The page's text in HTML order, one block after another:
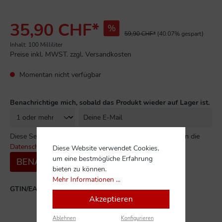
35,90 CHF* % 59,90 CHF* (40.07% gespart)
Inhalt: 100 Milliliter
Preise inkl. MWST. zzgl. Versandkosten
Momentan nicht verfügbar
Benachrichtige mich, sobald das Produkt wieder auf Lager ist.
Diese Seite ist durch reCAPTCHA geschützt und es gelten die
DatenschutzrichtlinieundNutzungsbedingungen
BENACHRICHTIGE MICH
GTIN/EAN: 6290171002284
Diese Website verwendet Cookies,
um eine bestmögliche Erfahrung
bieten zu können.
Mehr Informationen ...
Akzeptieren
Ablehnen Konfigurieren